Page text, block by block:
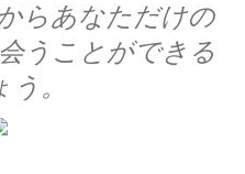
らあなただけの
うことができる
。